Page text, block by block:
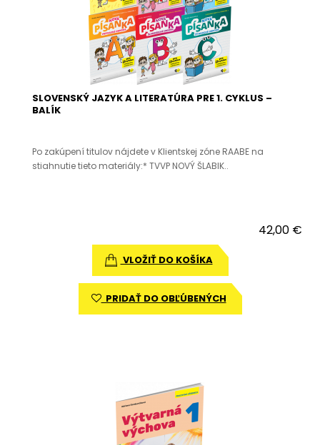
SLOVENSKÝ JAZYK A LITERATÚRA PRE 1. CYKLUS –
BALÍK
Po zakúpení titulov nájdete v Klientskej zóne RAABE na
stiahnutie tieto materiály:* TVVP NOVÝ ŠLABIK..
42,00 €
VLOŽIŤ DO KOŠÍKA
PRIDAŤ DO OBĽÚBENÝCH